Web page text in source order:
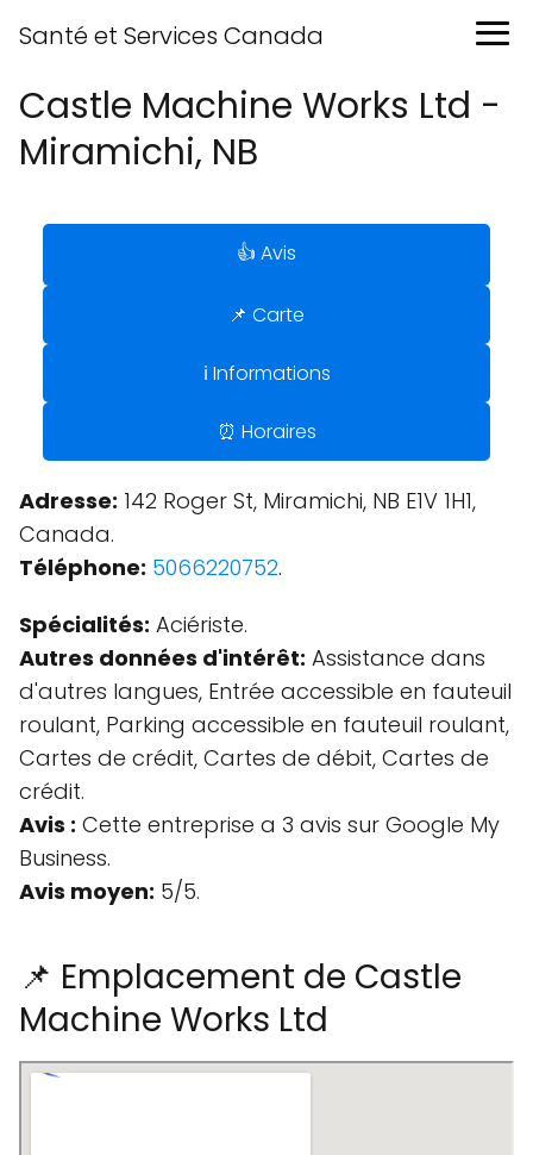
Santé et Services Canada
Castle Machine Works Ltd -
Miramichi, NB
👍 Avis
📌 Carte
ℹ️ Informations
⏰ Horaires
Adresse: 142 Roger St, Miramichi, NB E1V 1H1,
Canada.
Téléphone: 5066220752.
Spécialités: Aciériste.
Autres données d'intérêt: Assistance dans
d'autres langues, Entrée accessible en fauteuil
roulant, Parking accessible en fauteuil roulant,
Cartes de crédit, Cartes de débit, Cartes de
crédit.
Avis : Cette entreprise a 3 avis sur Google My
Business.
Avis moyen: 5/5.
📌 Emplacement de Castle
Machine Works Ltd